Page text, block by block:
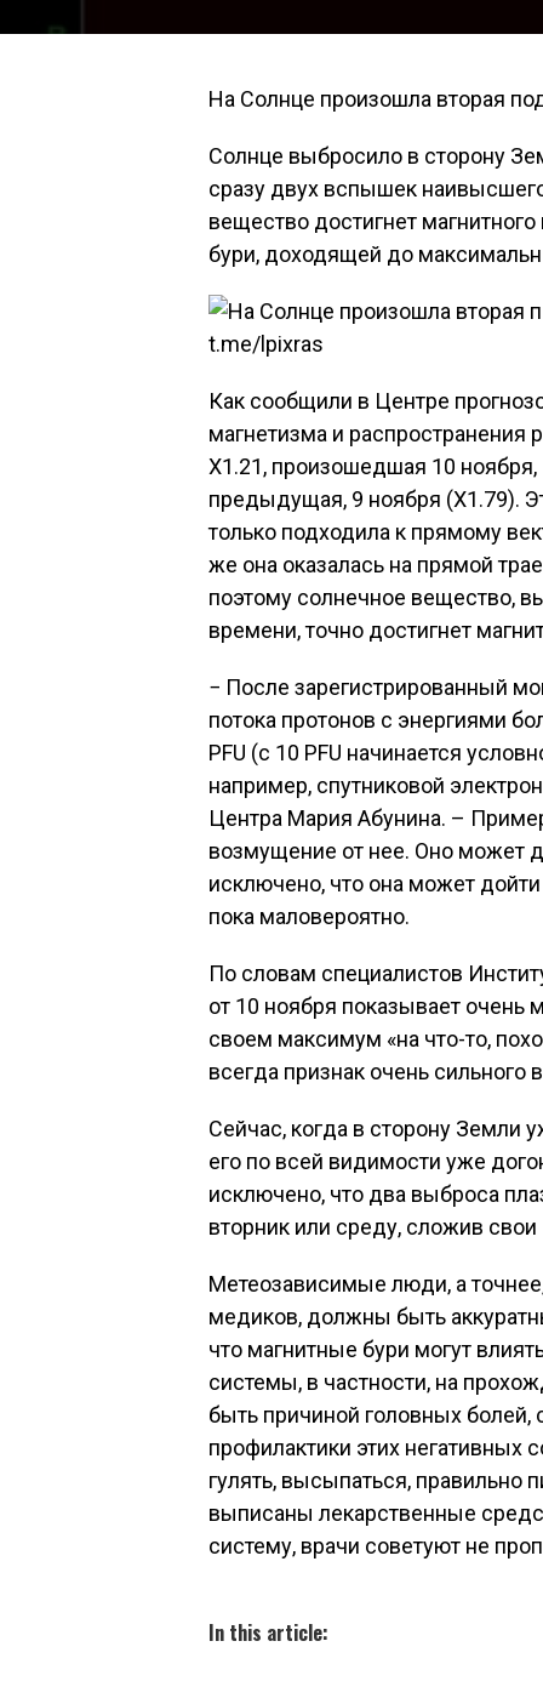
На Солнце произошла вторая
Солнце выбросило в сторону
сразу двух вспышек
вещество достигнет
бури, доходящей до
t.me/lpixras
Как сообщили в Центре
магнетизма и
X1.21, произошедшая 10
предыдущая, 9 ноября (X1.79).
только подходила к прямому
же она оказалась на прямой
поэтому солнечное вещество,
времени, точно достигнет
− После зарегистрированный
потока протонов с энергиями
PFU (с 10 PFU начинается
например, спутниковой
Центра Мария Абунина. –
возмущение от нее. Оно может
исключено, что она может
пока маловероятно.
По словам специалистов
от 10 ноября показывает
своем максимум «на что-то,
всегда признак очень
Сейчас, когда в сторону Земли
его по всей видимости уже
исключено, что два выброса
вторник или среду, сложив
Метеозависимые люди, а
медиков, должны быть
что магнитные бури могут
системы, в частности, на
быть причиной головных болей,
профилактики этих
гулять, высыпаться,
выписаны лекарственные
систему, врачи советуют не
In this article: